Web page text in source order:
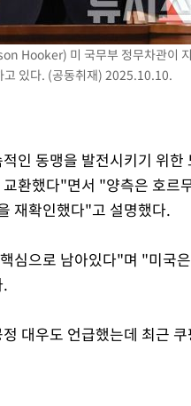
Hooker) 미 국무부 정무차관이
고 있다. (공동취재) 2025.10.10.
인 동맹을 발전시키기 위한
환했다"면서 "양측은 호르
재확인했다"고 설명했다.
심으로 남아있다"며 "미국
.
대우도 언급했는데 최근 쿠